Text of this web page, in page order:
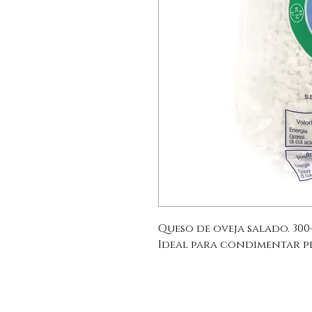
Queso de oveja salado.
Ideal para condimentar